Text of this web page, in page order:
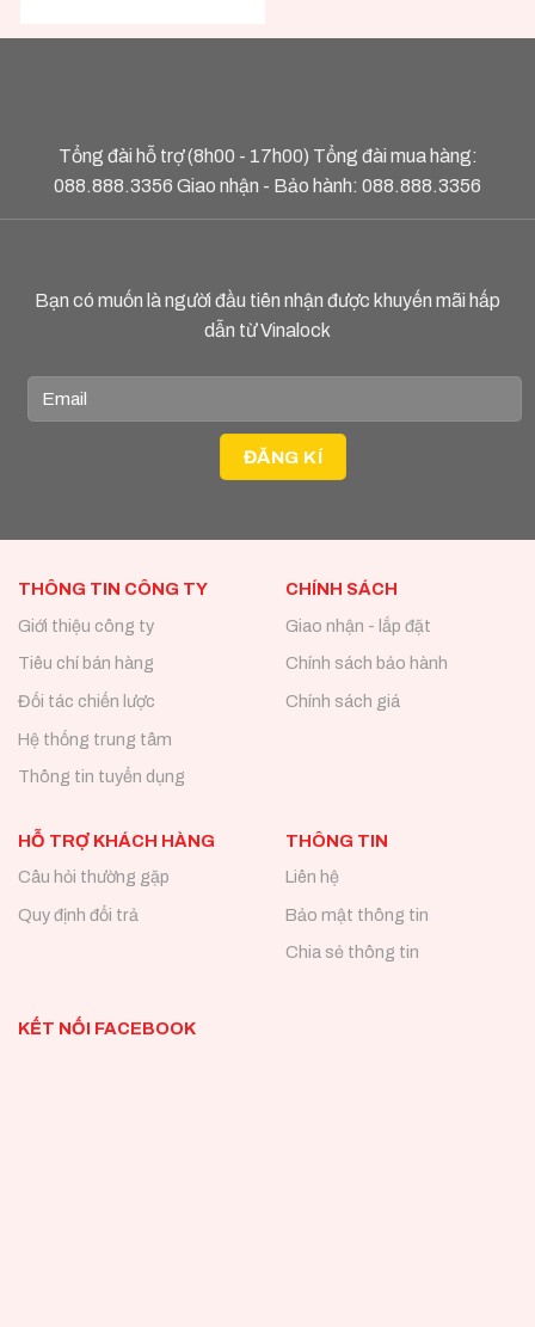
Tổng đài hỗ trợ (8h00 - 17h00) Tổng đài mua hàng:
088.888.3356 Giao nhận - Bảo hành: 088.888.3356
Bạn có muốn là người đầu tiên nhận được khuyến mãi hấp
dẫn từ Vinalock
THÔNG TIN CÔNG TY
Giới thiệu công ty
Tiêu chí bán hàng
Đối tác chiến lược
Hệ thống trung tâm
Thông tin tuyển dụng
CHÍNH SÁCH
Giao nhận - lắp đặt
Chính sách bảo hành
Chính sách giá
HỖ TRỢ KHÁCH HÀNG
Câu hỏi thường gặp
Quy định đổi trả
THÔNG TIN
Liên hệ
Bảo mật thông tin
Chia sẻ thông tin
KẾT NỐI FACEBOOK